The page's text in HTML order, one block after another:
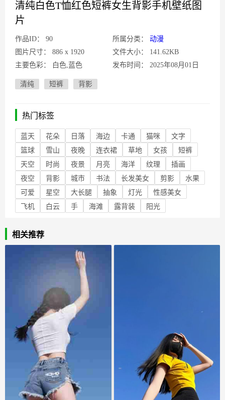
清纯白色T恤红色短裤女生背影手机壁纸图
片
作品ID： 90 所属分类：
动漫
图片尺寸：
886 x 1920 文件大小：
141.62KB
主要色彩：
白色,蓝色 发布时间： 2025年08月01日
清纯 短裤 背影
热门标签
蓝天 花朵 日落 海边 卡通 猫咪
文字
篮球
雪山 夜晚 连衣裙 草地 女孩
短裤
天空
时尚 夜景 月亮 海洋 纹理
插画
夜空
背影 城市 书法 长发美女 剪影
水果
可爱
星空 大长腿 抽象 灯光
性感美女
飞机
白云 手 海滩 露背装 阳光
相关推荐